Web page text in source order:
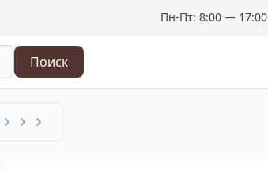
Пн-Пт: 8:00 — 17:00
Поиск